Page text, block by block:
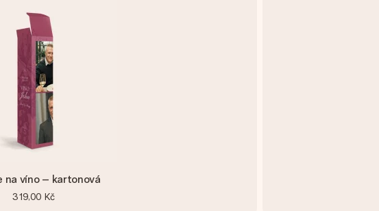
na víno – kartonová
319,00 Kč